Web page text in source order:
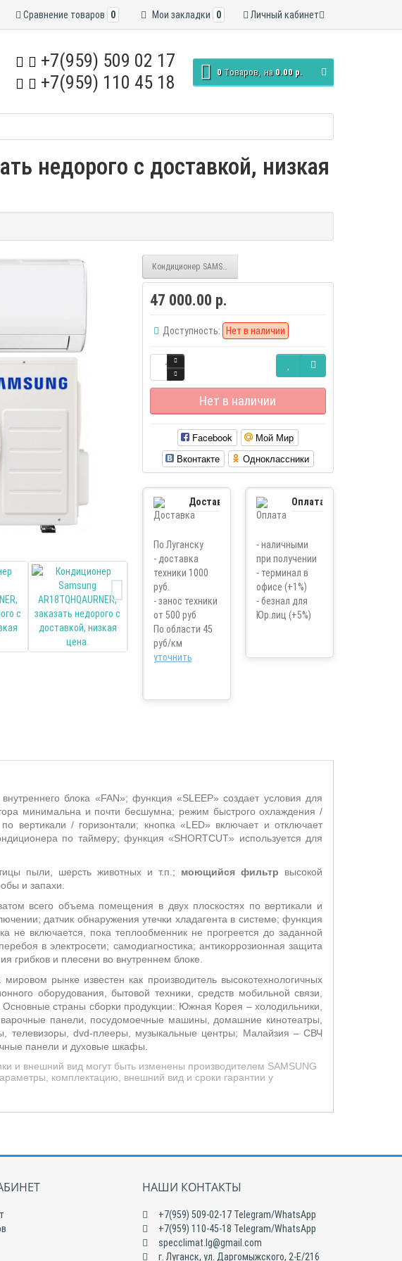
Личный кабинет
Мои закладки 0
Сравнение товаров 0
+7(959) 509 02 17
+7(959) 110 45 18
0 Tоваров, на 0.00 р.
недорого с доставкой, низкая
Кондиционер SAMSUNG AR12TQHQAURNER
47 000.00 р.
Доступность: Нет в наличии
Нет в наличии
Facebook
Мой Мир
Вконтакте
Одноклассники
Доставка
По Луганску
- доставка
техники 1000
руб.
- занос техники
от 500 руб
По области 45
руб/км
уточнить
Оплата
- наличными
при получении
- терминал в
офисе (+1%)
- безнал для
Юр.лиц (+5%)
блока «FAN»; функция «SLEEP» создает условия для
минимальна и почти бесшумна; режим быстрого охлаждения /
вертикали / горизонтали; кнопка «LED» включает и отключает
по таймеру; функция «SHORTCUT» используется для
пыли, шерсть животных и т.п.; моющийся фильтр высокой
и запахи.
всего объема помещения в двух плоскостях по вертикали и
датчик обнаружения утечки хладагента в системе; функция
не включается, пока теплообменник не прогреется до заданной
в электросети; самодиагностика; антикоррозионная защита
грибков и плесени во внутреннем блоке.
рынке известен как производитель высокотехнологичных
оборудования, бытовой техники, средств мобильной связи,
страны сборки продукции: Южная Корея – холодильники,
панели, посудомоечные машины, домашние кинотеатры,
телевизоры, dvd-плееры, музыкальные центры; Малайзия – СВЧ
панели и духовые шкафы.
и внешний вид могут быть изменены производителем SAMSUNG
комплектацию, внешний вид и сроки гарантии у
НАШИ КОНТАКТЫ
+7(959) 509-02-17 Telegram/WhatsApp
+7(959) 110-45-18 Telegram/WhatsApp
specclimat.lg@gmail.com
г. Луганск, ул. Даргомыжского, 2-Е/216